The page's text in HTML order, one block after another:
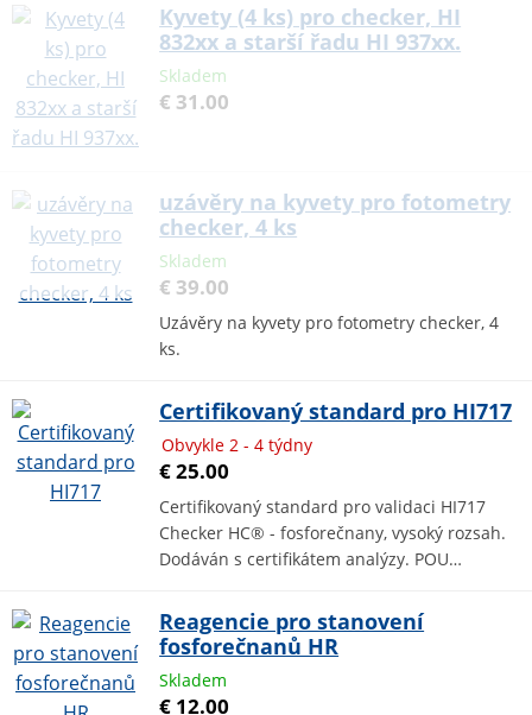
Kyvety (4 ks) pro checker, HI
832xx a starší řadu HI 937xx.
Skladem
€ 31.00
uzávěry na kyvety pro fotometry
checker, 4 ks
Skladem
€ 39.00
Uzávěry na kyvety pro fotometry checker, 4
ks.
Certifikovaný standard pro HI717
Obvykle 2 - 4 týdny
€ 25.00
Certifikovaný standard pro validaci HI717
Checker HC® - fosforečnany, vysoký rozsah.
Dodáván s certifikátem analýzy. POU…
Reagencie pro stanovení
fosforečnanů HR
Skladem
€ 12.00